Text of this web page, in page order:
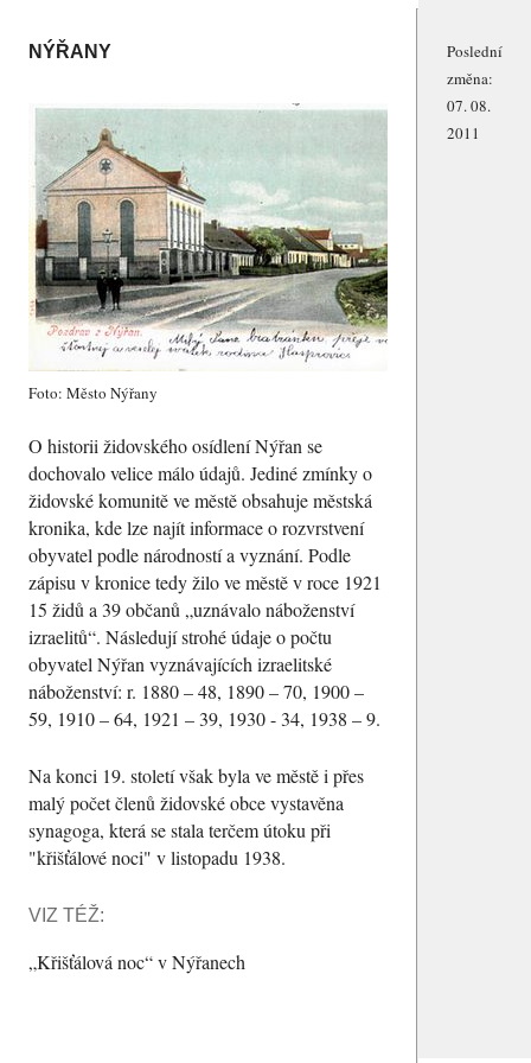
NÝŘANY
Foto: Město Nýřany
O historii židovského osídlení Nýřan se
dochovalo velice málo údajů. Jediné zmínky o
židovské komunitě ve městě obsahuje městská
kronika, kde lze najít informace o rozvrstvení
obyvatel podle národností a vyznání. Podle
zápisu v kronice tedy žilo ve městě v roce 1921
15 židů a 39 občanů uznávalo náboženství
izraelitů . Následují strohé údaje o počtu
obyvatel Nýřan vyznávajících izraelitské
náboženství: r. 1880 – 48, 1890 – 70, 1900 –
59, 1910 – 64, 1921 – 39, 1930 - 34, 1938 – 9.
Na konci 19. století však byla ve městě i přes
malý počet členů židovské obce vystavěna
synagoga, která se stala terčem útoku při
"křišťálové noci" v listopadu 1938.
VIZ TÉŽ:
Křišťálová noc v Nýřanech
Poslední
změna:
07. 08.
2011